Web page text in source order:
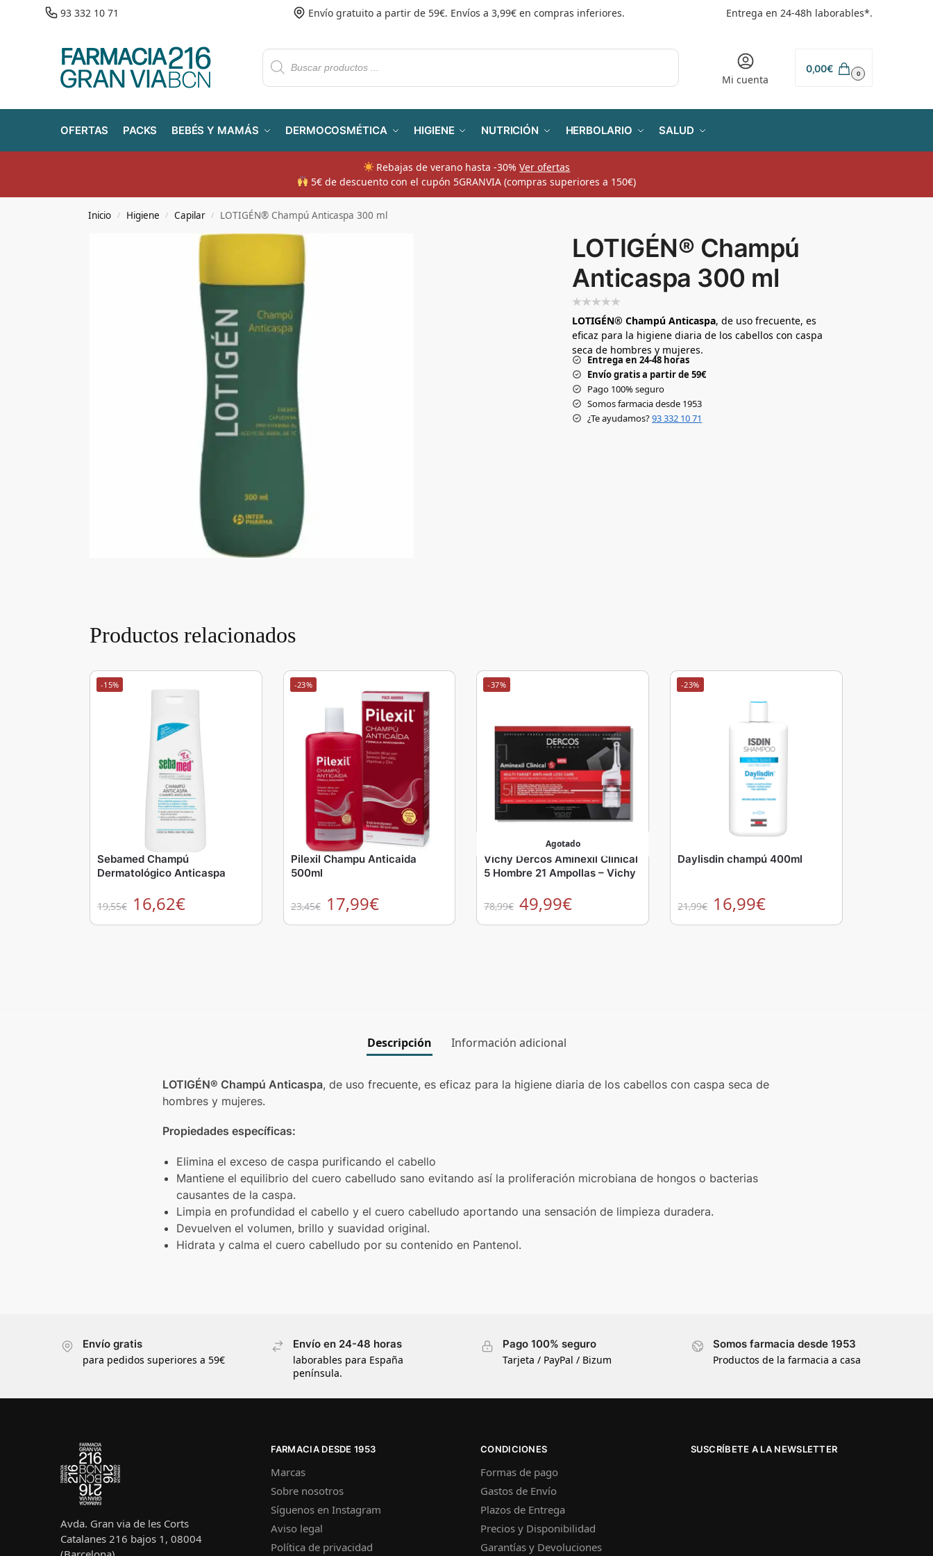
93 332 10 71 Envío gratuito a partir de 59€. Envíos a 3,99€ en compras inferiores. Entrega en 24-48h laborables*.
Mi cuenta
0,00€ 0
OFERTAS PACKS BEBÉS Y MAMÁS DERMOCOSMÉTICA HIGIENE NUTRICIÓN HERBOLARIO SALUD
Rebajas de verano hasta -30%Ver ofertas
​ 5€ de descuento con el cupón 5GRANVIA (compras superiores a 150€)
Inicio / Higiene / Capilar / LOTIGÉN® Champú Anticaspa 300 ml
LOTIGÉN® Champú
Anticaspa 300 ml
LOTIGÉN® Champú Anticaspa, de uso frecuente, es
eficaz para la higiene diaria de los cabellos con caspa
seca de hombres y mujeres.
Entrega en 24-48 horas
Envío gratis a partir de 59€
Pago 100% seguro
Somos farmacia desde 1953
¿Te ayudamos?93 332 10 71
Productos relacionados
-15%
Sebamed Champú
Dermatológico Anticaspa
19,55€ 16,62€
-23%
Pilexil Champu Anticaida
500ml
23,45€ 17,99€
-37%
Agotado
Vichy Dercos Aminexil Clinical
5 Hombre 21 Ampollas – Vichy
78,99€ 49,99€
-23%
Daylisdin champú 400ml
21,99€ 16,99€
Descripción Información adicional
LOTIGÉN® Champú Anticaspa, de uso frecuente, es eficaz para la higiene diaria de los cabellos con caspa seca de
hombres y mujeres.
Propiedades específicas:
Elimina el exceso de caspa purificando el cabello
Mantiene el equilibrio del cuero cabelludo sano evitando así la proliferación microbiana de hongos o bacterias
causantes de la caspa.
Limpia en profundidad el cabello y el cuero cabelludo aportando una sensación de limpieza duradera.
Devuelven el volumen, brillo y suavidad original.
Hidrata y calma el cuero cabelludo por su contenido en Pantenol.
Envío gratis
para pedidos superiores a 59€
Envío en 24-48 horas
laborables para España
península.
Pago 100% seguro
Tarjeta / PayPal / Bizum
Somos farmacia desde 1953
Productos de la farmacia a casa
Avda. Gran via de les Corts
Catalanes 216 bajos 1, 08004
FARMACIA DESDE 1953
Marcas
Sobre nosotros
Síguenos en Instagram
Aviso legal
Política de privacidad
CONDICIONES
Formas de pago
Gastos de Envío
Plazos de Entrega
Precios y Disponibilidad
Garantías y Devoluciones
SUSCRÍBETE A LA NEWSLETTER